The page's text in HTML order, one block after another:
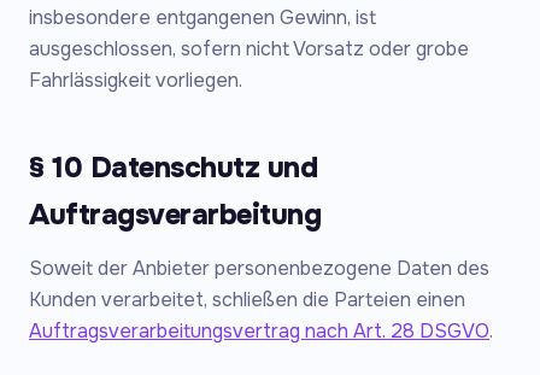
insbesondere entgangenen Gewinn, ist
ausgeschlossen, sofern nicht Vorsatz oder grobe
Fahrlässigkeit vorliegen.
§ 10 Datenschutz und
Auftragsverarbeitung
Soweit der Anbieter personenbezogene Daten des
Kunden verarbeitet, schließen die Parteien einen
Auftragsverarbeitungsvertrag nach Art. 28 DSGVO.